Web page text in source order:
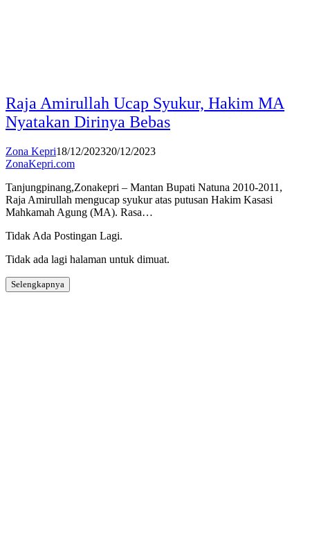
Raja Amirullah Ucap Syukur, Hakim MA
Nyatakan Dirinya Bebas
Zona Kepri18/12/202320/12/2023
ZonaKepri.com
Tanjungpinang,Zonakepri – Mantan Bupati Natuna 2010-2011,
Raja Amirullah mengucap syukur atas putusan Hakim Kasasi
Mahkamah Agung (MA). Rasa…
Tidak Ada Postingan Lagi.
Tidak ada lagi halaman untuk dimuat.
Selengkapnya